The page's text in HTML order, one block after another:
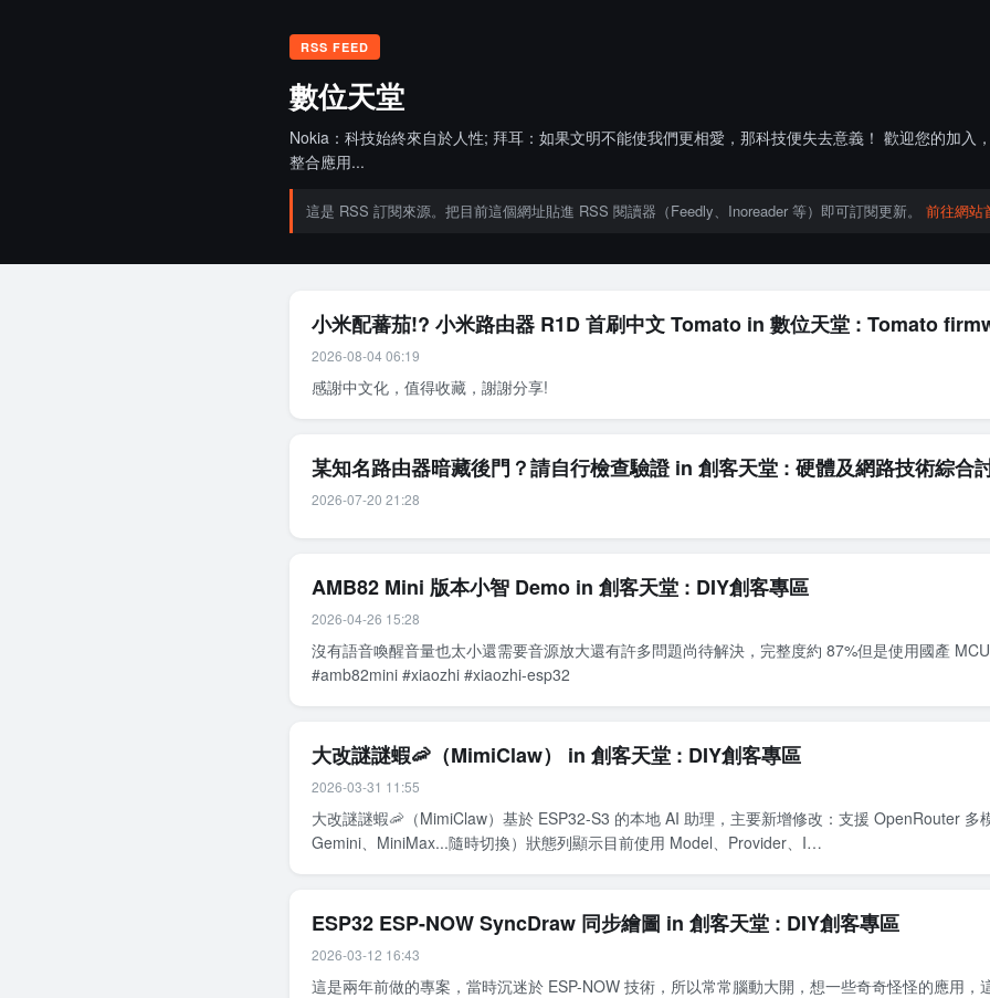
RSS FEED
數位天堂
Nokia：科技始終來自於人性; 拜耳：如果文明不能使我們更相愛，那科技便失去意義！ 歡迎您的加入
整合應用...
這是 RSS 訂閱來源。把目前這個網址貼進 RSS 閱讀器（Feedly、Inoreader 等）即可訂閱更新。 前往網
小米配蕃茄!? 小米路由器 R1D 首刷中文 Tomato in 數位天堂 : Tomato
2026-08-04 06:19
感謝中文化，值得收藏，謝謝分享!
某知名路由器暗藏後門？請自行檢查驗證 in 創客天堂 : 硬體及網路技術綜合
2026-07-20 21:28
AMB82 Mini 版本小智 Demo in 創客天堂 : DIY創客專區
2026-04-26 15:28
沒有語音喚醒音量也太小還需要音源放大還有許多問題尚待解決，完整度約 87%但是使用國產
#amb82mini #xiaozhi #xiaozhi-esp32
大改謎謎蝦🦐（MimiClaw） in 創客天堂 : DIY創客專區
2026-03-31 11:55
大改謎謎蝦🦐（MimiClaw）基於 ESP32-S3 的本地 AI 助理，主要新增修改：支援 OpenRouter 多
Gemini、MiniMax...隨時切換）狀態列顯示目前使用 Model、Provider、I…
ESP32 ESP-NOW SyncDraw 同步繪圖 in 創客天堂 : DIY創客專區
2026-03-12 16:43
這是兩年前做的專案，當時沉迷於 ESP-NOW 技術，所以常常腦動大開，想一些奇奇怪怪的應用，